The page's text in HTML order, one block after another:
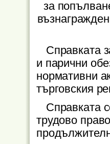
за
Справката
и парични
нормативни
търговския
Справката
трудово